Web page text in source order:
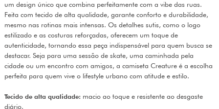
um design único que combina perfeitamente com a vibe das ruas.
Feita com tecido de alta qualidade, garante conforto e durabilidade,
mesmo nas rotinas mais intensas. Os detalhes sutis, como o logo
estilizado e as costuras reforçadas, oferecem um toque de
autenticidade, tornando essa peça indispensável para quem busca se
destacar. Seja para uma sessão de skate, uma caminhada pela
cidade ou um encontro com amigos, a camiseta Creature é a escolha
perfeita para quem vive o lifestyle urbano com atitude e estilo.
Tecido de alta qualidade: macio ao toque e resistente ao desgaste
diário.